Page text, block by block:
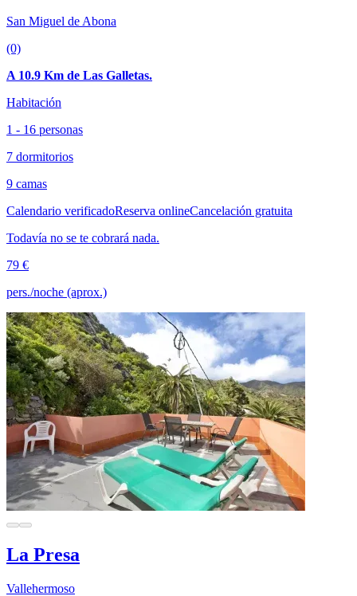
San Miguel de Abona
(0)
A 10.9 Km de Las Galletas.
Habitación
1 - 16 personas
7 dormitorios
9 camas
Calendario verificadoReserva onlineCancelación gratuita
Todavía no se te cobrará nada.
79 €
pers./noche (aprox.)
La Presa
Vallehermoso